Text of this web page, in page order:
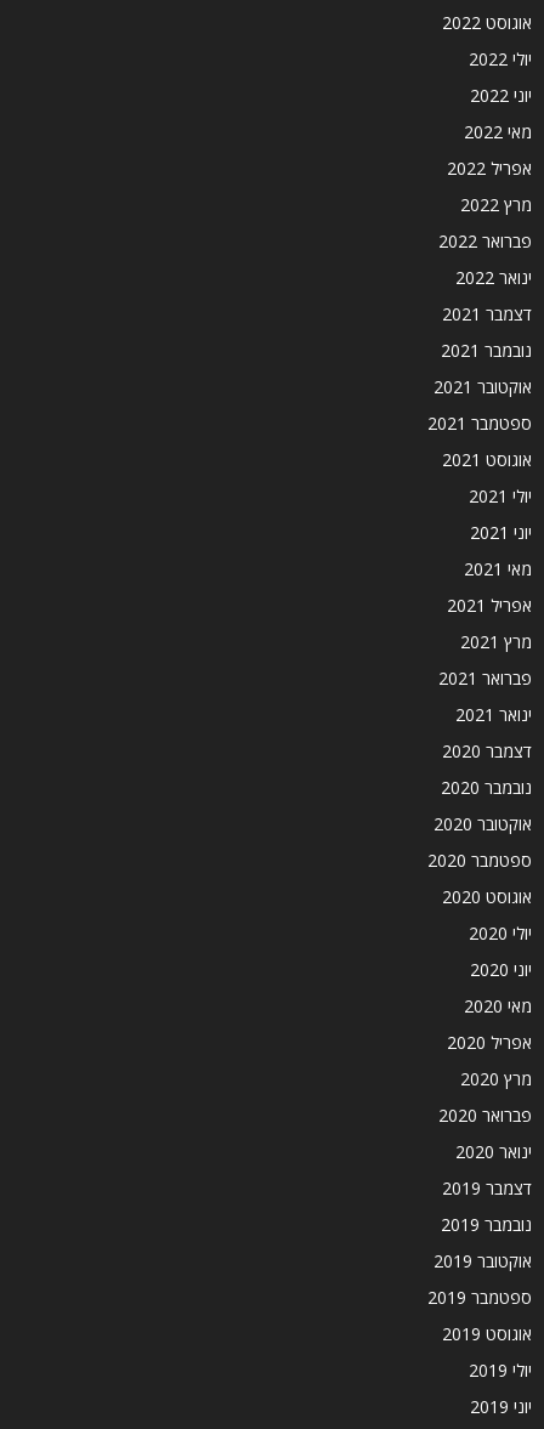
אוגוסט 2022
יולי 2022
יוני 2022
מאי 2022
אפריל 2022
מרץ 2022
פברואר 2022
ינואר 2022
דצמבר 2021
נובמבר 2021
אוקטובר 2021
ספטמבר 2021
אוגוסט 2021
יולי 2021
יוני 2021
מאי 2021
אפריל 2021
מרץ 2021
פברואר 2021
ינואר 2021
דצמבר 2020
נובמבר 2020
אוקטובר 2020
ספטמבר 2020
אוגוסט 2020
יולי 2020
יוני 2020
מאי 2020
אפריל 2020
מרץ 2020
פברואר 2020
ינואר 2020
דצמבר 2019
נובמבר 2019
אוקטובר 2019
ספטמבר 2019
אוגוסט 2019
יולי 2019
יוני 2019